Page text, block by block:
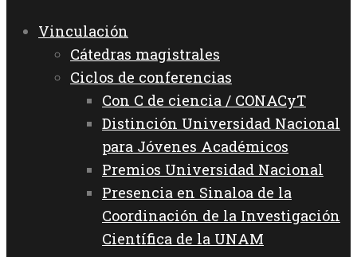
Vinculación
Cátedras magistrales
Ciclos de conferencias
Con C de ciencia / CONACyT
Distinción Universidad Nacional
para Jóvenes Académicos
Premios Universidad Nacional
Presencia en Sinaloa de la
Coordinación de la Investigación
Científica de la UNAM